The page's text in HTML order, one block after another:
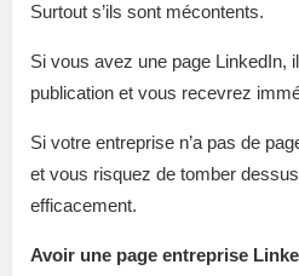
Surtout s’ils sont mécontents.
Si vous avez une page LinkedIn,
publication et vous recevrez
Si votre entreprise n’a pas de
et vous risquez de tomber
efficacement.
Avoir une page entreprise